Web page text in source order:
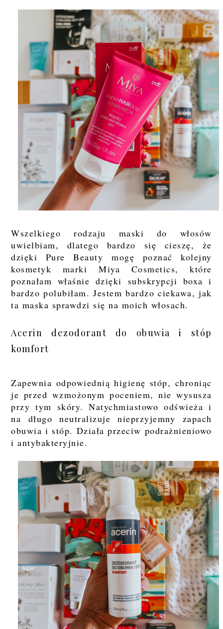
Wszelkiego rodzaju maski do włosów
uwielbiam, dlatego bardzo się cieszę, że
dzięki Pure Beauty mogę poznać kolejny
kosmetyk marki Miya Cosmetics, które
poznałam właśnie dzięki subskrypcji boxa i
bardzo polubiłam. Jestem bardzo ciekawa, jak
ta maska sprawdzi się na moich włosach.
Acerin dezodorant do obuwia i stóp
komfort
Zapewnia odpowiednią higienę stóp, chroniąc
je przed wzmożonym poceniem, nie wysusza
przy tym skóry. Natychmiastowo odświeża i
na długo neutralizuje nieprzyjemny zapach
obuwia i stóp. Działa przeciw podrażnieniowo
i antybakteryjnie.